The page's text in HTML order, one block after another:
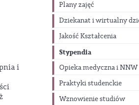
Plany zajęć
Dziekanat i wirtualny
Jakość Kształcenia
Stypendia
Opieka medyczna i NNW
Praktyki studenckie
Wznowienie studiów
i